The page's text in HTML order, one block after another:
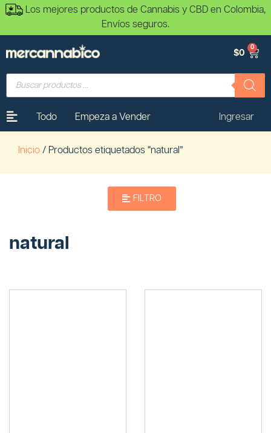
Los mejores productos de Cannabis y CBD en Colombia,
Envíos seguros.
$0
0
Todo Empeza a Vender Ingresar
Inicio / Productos etiquetados “natural”
FILTRO
natural